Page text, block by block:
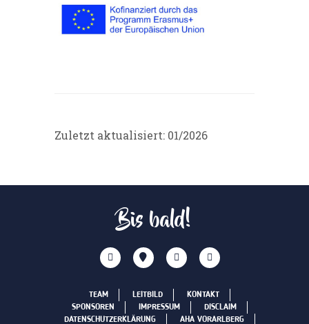
Zuletzt aktualisiert: 01/2026
Bis bald!
TEAM LEITBILD
KONTAKT
SPONSOREN
IMPRESSUM
DISCLAIM
DATENSCHUTZERKLÄRUNG
AHA VORARLBERG